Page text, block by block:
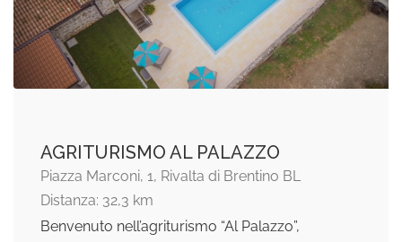
AGRITURISMO AL PALAZZO
Piazza Marconi, 1, Rivalta di Brentino BL
Distanza: 32,3 km
Benvenuto nell’agriturismo “Al Palazzo”,